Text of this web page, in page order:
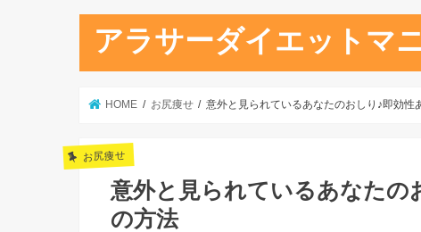
アラサーダイエットマ
HOME お尻痩せ 意外と見られているあなたのおしり♪即効性
お尻痩せ
意外と見られているあなたの
の方法